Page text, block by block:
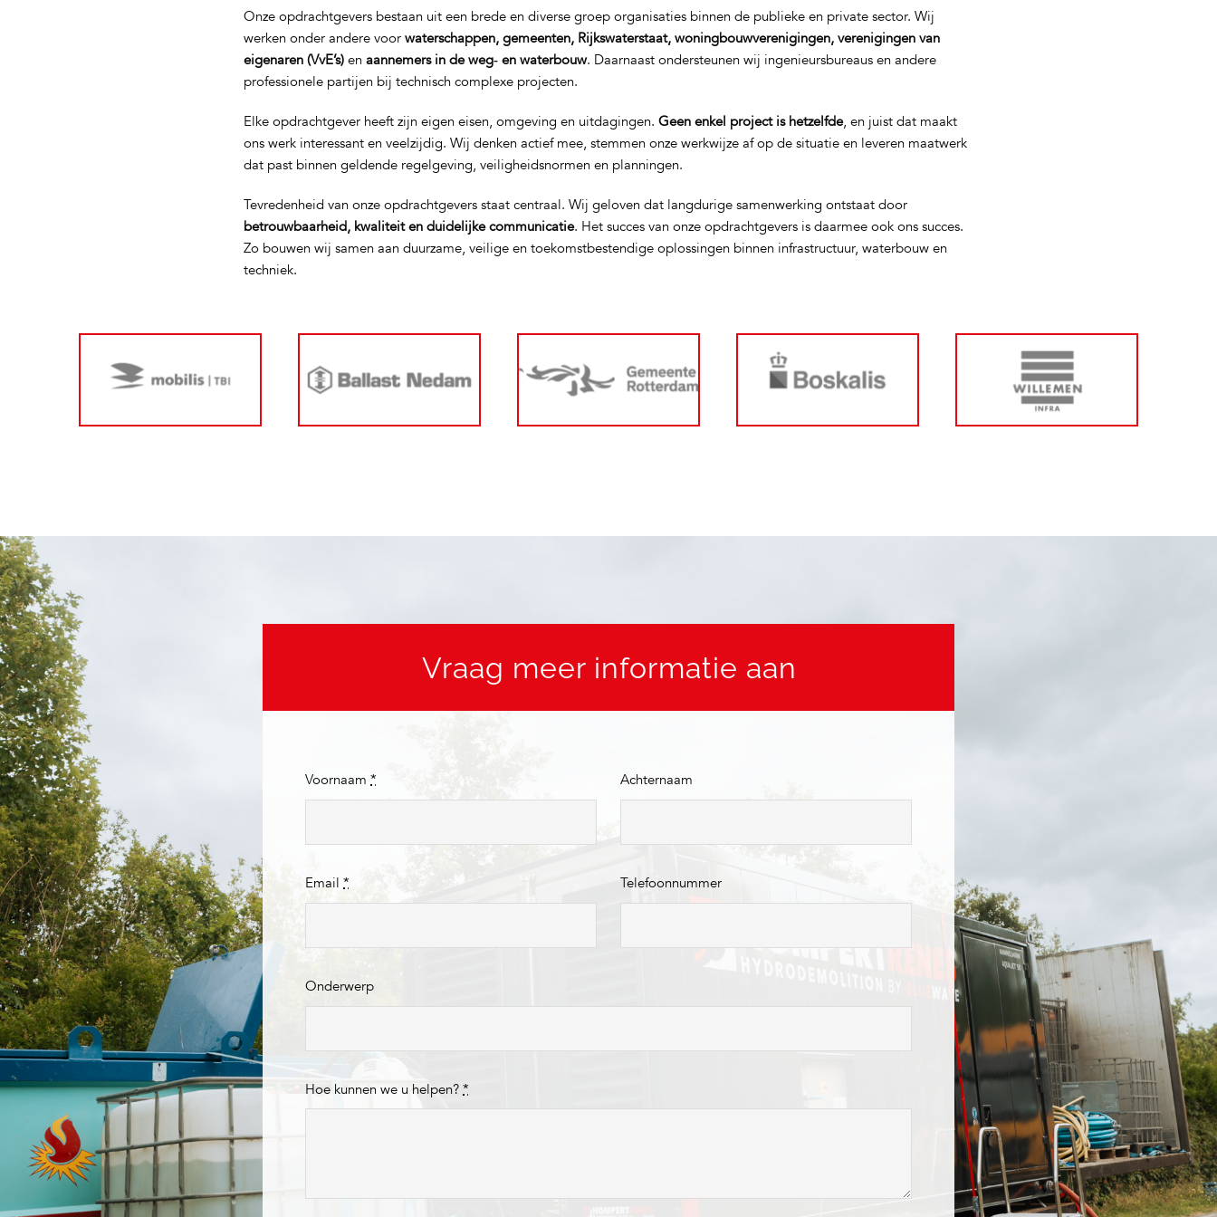
Onze opdrachtgevers bestaan uit een brede en diverse groep organisaties binnen de publieke en private sector. Wij
werken onder andere voorwaterschappen, gemeenten, Rijkswaterstaat, woningbouwverenigingen, verenigingen van
eigenaren (VvE’s) enaannemers in de weg‑ en waterbouw. Daarnaast ondersteunen wij ingenieursbureaus en andere
professionele partijen bij technisch complexe projecten.
Elke opdrachtgever heeft zijn eigen eisen, omgeving en uitdagingen.Geen enkel project is hetzelfde, en juist dat maakt
ons werk interessant en veelzijdig. Wij denken actief mee, stemmen onze werkwijze af op de situatie en leveren maatwerk
dat past binnen geldende regelgeving, veiligheidsnormen en planningen.
Tevredenheid van onze opdrachtgevers staat centraal. Wij geloven dat langdurige samenwerking ontstaat door
betrouwbaarheid, kwaliteit en duidelijke communicatie. Het succes van onze opdrachtgevers is daarmee ook ons succes.
Zo bouwen wij samen aan duurzame, veilige en toekomstbestendige oplossingen binnen infrastructuur, waterbouw en
techniek.
Vraag meer informatie aan
Voornaam*
Email*
Achternaam
Telefoonnummer
Onderwerp
Hoe kunnen we u helpen?*